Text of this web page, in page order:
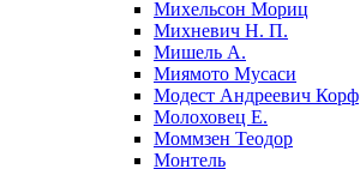
Михельсон Мориц
Михневич Н. П.
Мишель А.
Миямото Мусаси
Модест Андреевич Корф
Молоховец Е.
Моммзен Теодор
Монтель